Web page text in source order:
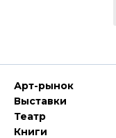
Арт-рынок
Выставки
Театр
Книги